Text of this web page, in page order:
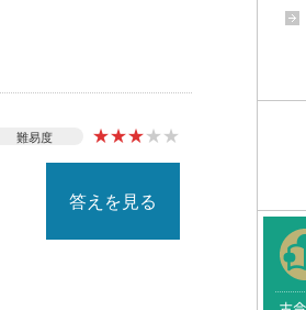
難易度 ★★★★★
答えを見る